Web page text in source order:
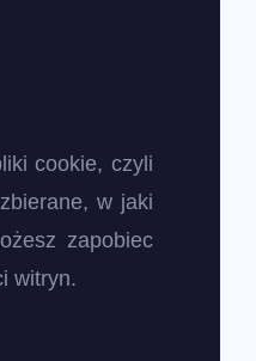
cookie, czyli
w jaki
zapobiec
witryn.